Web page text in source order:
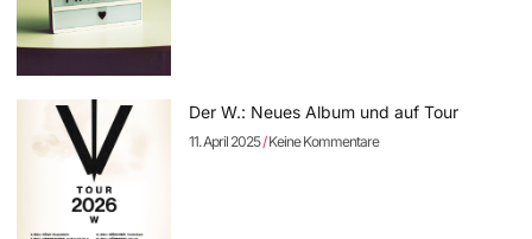
Der W.: Neues Album und auf Tour
11. April 2025 Keine Kommentare